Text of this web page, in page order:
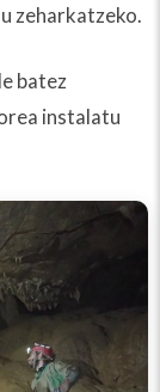
zeharkatzeko.
batez
instalatu